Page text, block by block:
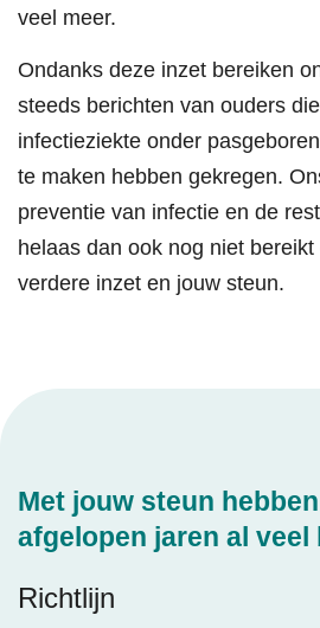
veel meer.
Ondanks deze inzet bereiken
steeds berichten van ouders
infectieziekte onder
te maken hebben gekregen.
preventie van infectie en de
helaas dan ook nog niet
verdere inzet en jouw steun.
Met jouw steun
afgelopen jaren al veel
Richtlijn